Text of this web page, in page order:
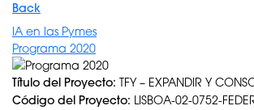
Back
IA en las Pymes
Programa 2020
Título del Proyecto: TFY – EXPANDIR Y
Código del Proyecto: LISBOA-02-0752-